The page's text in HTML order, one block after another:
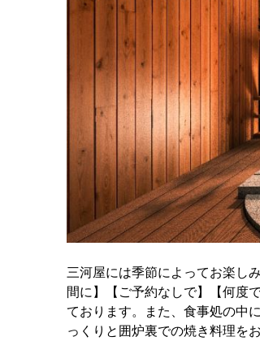
三河屋には季節によってお楽し
間に】【ご予約なしで】【何度
ております。また、食事処の中
っくりと囲炉裏での焼き料理を